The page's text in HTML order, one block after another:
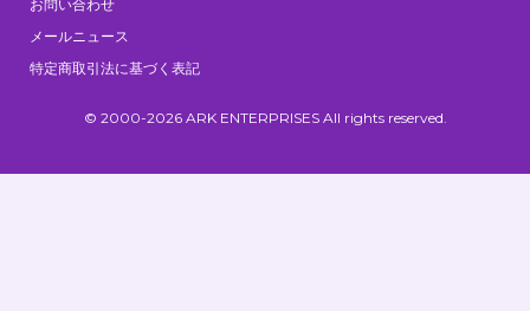
お問い合わせ
メールニュース
特定商取引法に基づく表記
© 2000-2026 ARK ENTERPRISES All rights reserved.